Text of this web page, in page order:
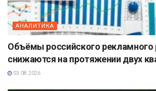
АНАЛИТИКА
Объёмы российского рекламного
снижаются на протяжении двух
03.08.2026